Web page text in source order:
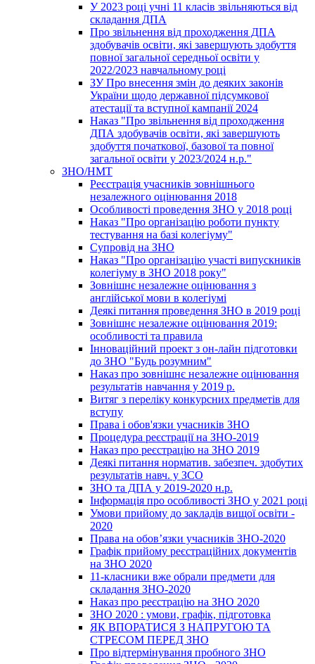
У 2023 році учні 11 класів звільняються від
складання ДПА
Про звільнення від проходження ДПА
здобувачів освіти, які завершують здобуття
повної загальної середньої освіти у
2022/2023 навчальному році
ЗУ Про внесення змін до деяких законів
України щодо державної підсумкової
атестації та вступної кампанії 2024
Наказ "Про звільнення від проходження
ДПА здобувачів освіти, які завершують
здобуття початкової, базової та повної
загальної освіти у 2023/2024 н.р."
ЗНО/НМТ
Реєстрація учасників зовнішнього
незалежного оцінювання 2018
Особливості проведення ЗНО у 2018 році
Наказ "Про організацію роботи пункту
тестування на базі колегіуму"
Супровід на ЗНО
Наказ "Про організацію участі випускників
колегіуму в ЗНО 2018 року"
Зовнішнє незалежне оцінювання з
англійської мови в колегіумі
Деякі питання проведення ЗНО в 2019 році
Зовнішнє незалежне оцінювання 2019:
особливості та правила
Інноваційний проект з он-лайн підготовки
до ЗНО "Будь розумним"
Наказ про зовнішнє незалежне оцінювання
результатів навчання у 2019 р.
Витяг з переліку конкурсних предметів для
вступу
Права і обов'язки учасників ЗНО
Процедура реєстрації на ЗНО-2019
Наказ про реєстрацію на ЗНО 2019
Деякі питання норматив. забезпеч. здобутих
результатів навч. у ЗСО
ЗНО та ДПА у 2019-2020 н.р.
Інформація про особливості ЗНО у 2021 році
Умови прийому до закладів вищої освіти -
2020
Права на обов’язки учасників ЗНО-2020
Графік прийому реєстраційних документів
на ЗНО 2020
11-класники вже обрали предмети для
складання ЗНО-2020
Наказ про реєстрацію на ЗНО 2020
ЗНО 2020 : умови, графік, підготовка
ЯК ВПОРАТИСЯ З НАПРУГОЮ ТА
СТРЕСОМ ПЕРЕД ЗНО
Про відтермінування пробного ЗНО